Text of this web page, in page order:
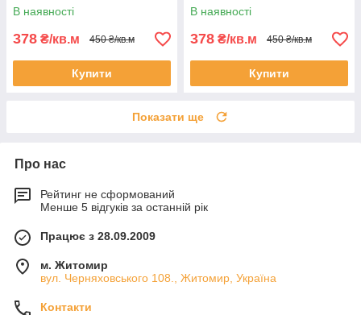
В наявності
378 ₴/кв.м 450 ₴/кв.м
Купити
В наявності
378 ₴/кв.м 450 ₴/кв.м
Купити
Показати ще
Про нас
Рейтинг не сформований
Менше 5 відгуків за останній рік
Працює з 28.09.2009
м. Житомир
вул. Черняховського 108., Житомир, Україна
Контакти